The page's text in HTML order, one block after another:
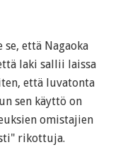
että Nagaoka
laki sallii laissa
että luvatonta
sen käyttö on
omistajien
rikottuja.